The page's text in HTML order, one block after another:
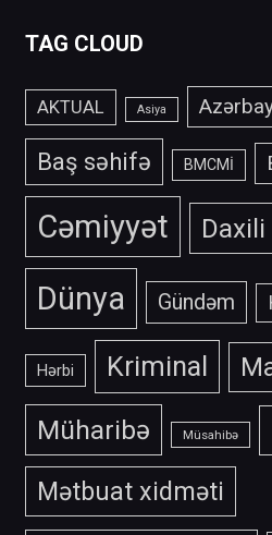
TAG CLOUD
AKTUAL Asiya
Baş səhifə BMCMİ
Cəmiyyət
Dünya Gündəm
Hərbi Kriminal
Müharibə Müsahibə
Mətbuat xidməti